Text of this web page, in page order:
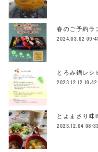
春のご予約ラ
2024.03.02 09:41
とろみ鍋レシ
2023.12.12 10:42
とよまさり味
2023.12.04 08:33